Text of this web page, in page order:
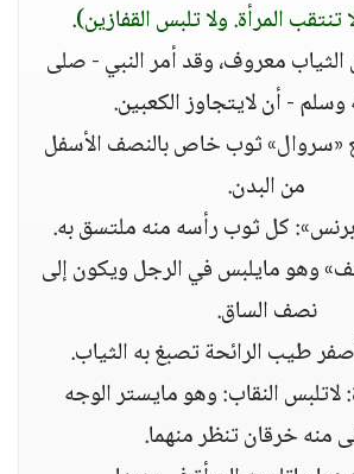
تنتقب المرأة. ولا تلبس القفازين).
معروف، وقد أمر النبي - صلى
وسلم - أن لايتجاوز الكعبين.
«سروال» ثوب خاص بالنصف الأسفل
من البدن.
كل ثوب رأسه منه ملتسق به.
وهو مايلبس في الرجل ويكون إلى
نصف الساق.
طيب الرائحة تصبغ به الثياب.
لاتلبس النقاب: وهو مايستر الوجه
منه خرقان تنظر منهما.